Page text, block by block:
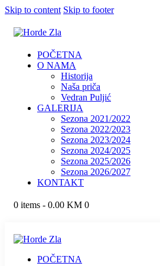
Skip to content Skip to footer
POČETNA
O NAMA
Historija
Naša priča
Vedran Puljić
GALERIJA
Sezona 2021/2022
Sezona 2022/2023
Sezona 2023/2024
Sezona 2024/2025
Sezona 2025/2026
Sezona 2026/2027
KONTAKT
0 items - 0.00 KM 0
POČETNA